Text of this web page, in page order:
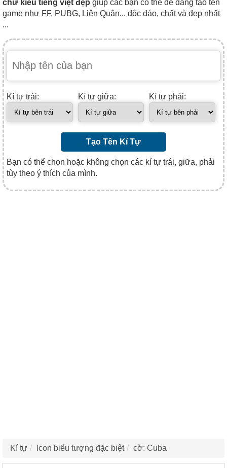
chữ kiểu tiếng việt đẹp giúp các bạn có thể dễ dàng tạo tên
game như FF, PUBG, Liên Quân... độc đáo, chất và đẹp nhất
...
Kí tự trái: Kí tự giữa: Kí tự phải:
Tạo Tên Kí Tự
Bạn có thể chọn hoặc không chọn các kí tự trái, giữa, phải
tùy theo ý thích của mình.
Kí tự Icon biểu tượng đặc biệt cờ: Cuba